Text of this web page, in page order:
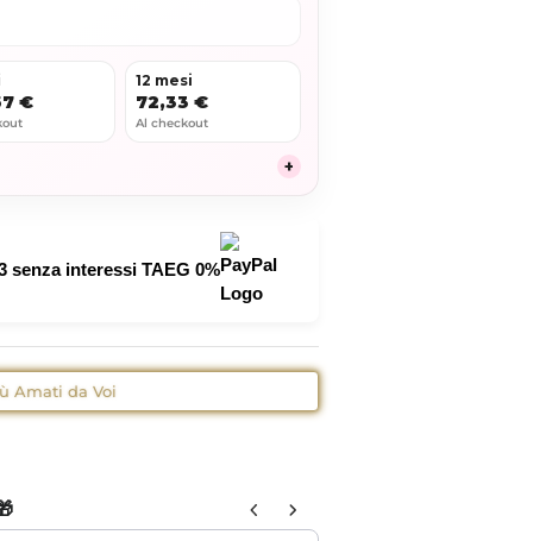
€
12 mesi
72,33 €
Al checkout
+
senza interessi TAEG 0%
Amati da Voi
navigate through product add-ons, or scroll horizontally to view more